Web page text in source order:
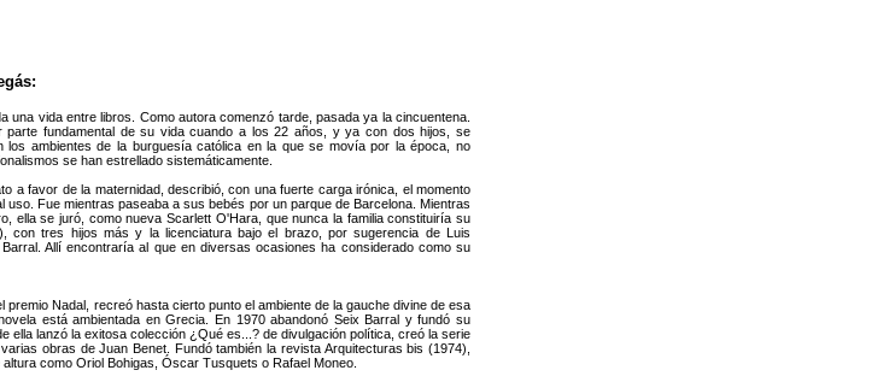
una vida entre libros. Como autora comenzó tarde, pasada ya la cincuentena.
parte fundamental de su vida cuando a los 22 años, y ya con dos hijos, se
los ambientes de la burguesía católica en la que se movía por la época, no
se han estrellado sistemáticamente.
a favor de la maternidad, describió, con una fuerte carga irónica, el momento
uso. Fue mientras paseaba a sus bebés por un parque de Barcelona. Mientras
ella se juró, como nueva Scarlett O'Hara, que nunca la familia constituiría su
con tres hijos más y la licenciatura bajo el brazo, por sugerencia de Luis
Allí encontraría al que en diversas ocasiones ha considerado como su
premio Nadal, recreó hasta cierto punto el ambiente de la gauche divine de esa
está ambientada en Grecia. En 1970 abandonó Seix Barral y fundó su
ella lanzó la exitosa colección ¿Qué es...? de divulgación política, creó la serie
obras de Juan Benet. Fundó también la revista Arquitecturas bis (1974),
como Oriol Bohigas, Óscar Tusquets o Rafael Moneo.